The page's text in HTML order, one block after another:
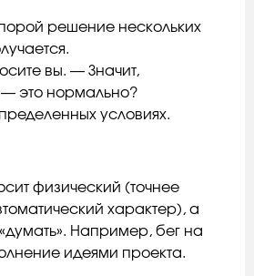
решение нескольких
вы. — Значит,
— это нормально?
условиях.
физический (точнее
характер), а
Например, бег на
идеями проекта.